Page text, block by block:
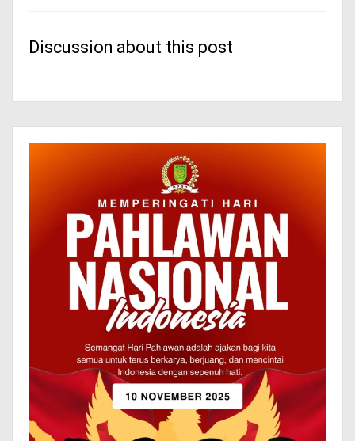
Discussion about this post